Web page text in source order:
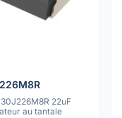
22uF
au tantale